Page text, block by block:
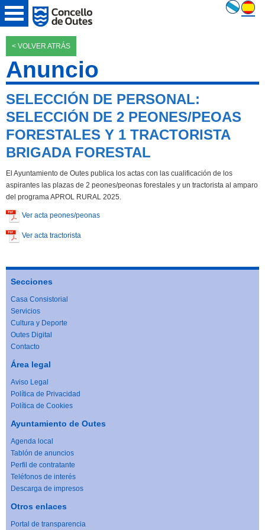
< VOLVER ATRÁS
Anuncio
SELECCIÓN DE PERSONAL:
SELECCIÓN DE 2 PEONES/PEOAS
FORESTALES Y 1 TRACTORISTA
BRIGADA FORESTAL
El Ayuntamiento de Outes publica los actas con las cualificación de los
aspirantes las plazas de 2 peones/peonas forestales y un tractorista al amparo
del programa APROL RURAL 2025.
Ver acta peones/peonas
Ver acta tractorista
Secciones
Casa Consistorial
Servicios
Cultura y Deporte
Outes Digital
Contacto
Área legal
Aviso Legal
Política de Privacidad
Política de Cookies
Ayuntamiento de Outes
Agenda local
Tablón de anuncios
Perfil de contratante
Teléfonos de interés
Descarga de impresos
Otros enlaces
Portal de transparencia